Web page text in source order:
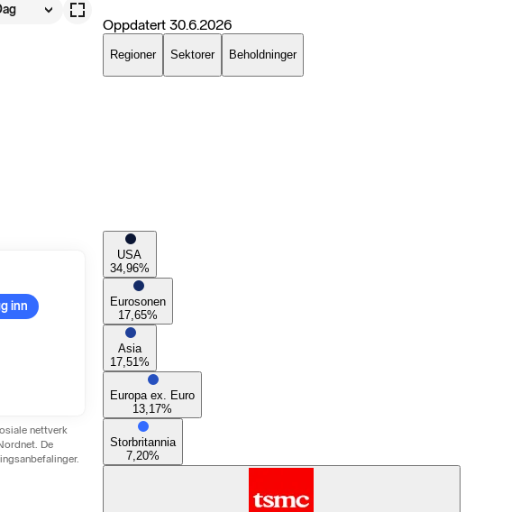
inn
nettverk
De
Oppdatert 30.6.2026
Regioner Sektorer Beholdninger
USA
34,96%
Eurosonen
17,65%
Asia
17,51%
Europa ex. Euro
13,17%
Storbritannia
7,20%